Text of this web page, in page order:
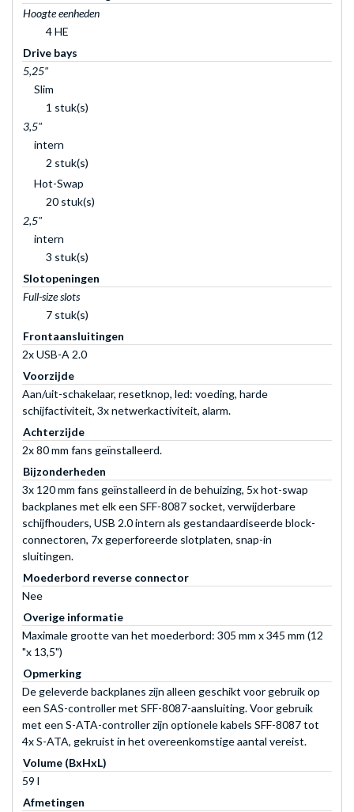
Hoogte eenheden
4 HE
Drive bays
5,25"
Slim
1 stuk(s)
3,5"
intern
2 stuk(s)
Hot-Swap
20 stuk(s)
2,5"
intern
3 stuk(s)
Slotopeningen
Full-size slots
7 stuk(s)
Frontaansluitingen
2x USB-A 2.0
Voorzijde
Aan/uit-schakelaar, resetknop, led: voeding, harde
schijfactiviteit, 3x netwerkactiviteit, alarm.
Achterzijde
2x 80 mm fans geïnstalleerd.
Bijzonderheden
3x 120 mm fans geïnstalleerd in de behuizing, 5x hot-swap
backplanes met elk een SFF-8087 socket, verwijderbare
schijfhouders, USB 2.0 intern als gestandaardiseerde block-
connectoren, 7x geperforeerde slotplaten, snap-in
sluitingen.
Moederbord reverse connector
Nee
Overige informatie
Maximale grootte van het moederbord: 305 mm x 345 mm (12
"x 13,5")
Opmerking
De geleverde backplanes zijn alleen geschikt voor gebruik op
een SAS-controller met SFF-8087-aansluiting. Voor gebruik
met een S-ATA-controller zijn optionele kabels SFF-8087 tot
4x S-ATA, gekruist in het overeenkomstige aantal vereist.
Volume (BxHxL)
59 l
Afmetingen